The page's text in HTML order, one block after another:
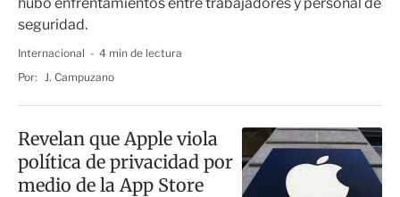
seguridad.
Internacional
4 min de lectura
Por: J. Campuzano
Revelan que Apple viola
política de privacidad por
medio de la App Store